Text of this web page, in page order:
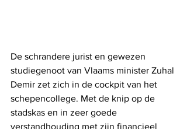
De schrandere jurist en gewezen
studiegenoot van Vlaams minister Zuhal
Demir zet zich in de cockpit van het
schepencollege. Met de knip op de
stadskas en in zeer goede
verstandhouding met zijn financieel